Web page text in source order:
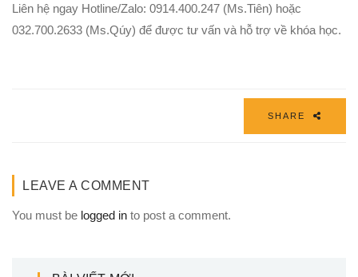
Liên hệ ngay Hotline/Zalo: 0914.400.247 (Ms.Tiên) hoặc
032.700.2633 (Ms.Qúy) để được tư vấn và hỗ trợ về khóa học.
SHARE
LEAVE A COMMENT
You must be logged in to post a comment.